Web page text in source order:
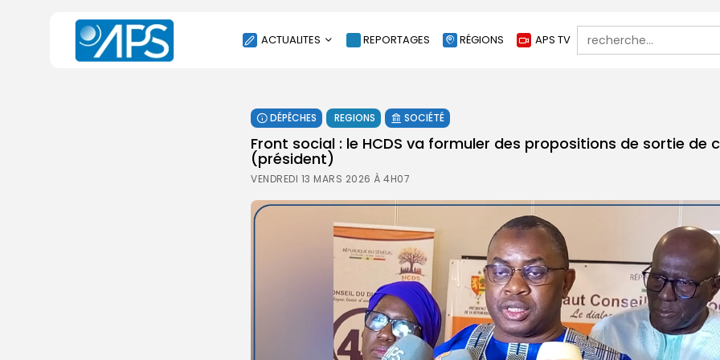
ACTUALITES
SOCIÉTÉ
ÉCONOMIE
CULTURE
ENVIRONNEMENT
REPORTAGES RÉGIONS APS TV
Search
for:
DÉPÊCHES REGIONS SOCIÉTÉ
Front social : le HCDS va formuler des propositions de sortie de
(président)
VENDREDI 13 MARS 2026 À 4H07